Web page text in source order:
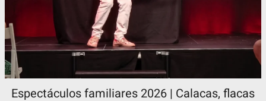
Espectáculos familiares 2026 | Calacas, flacas